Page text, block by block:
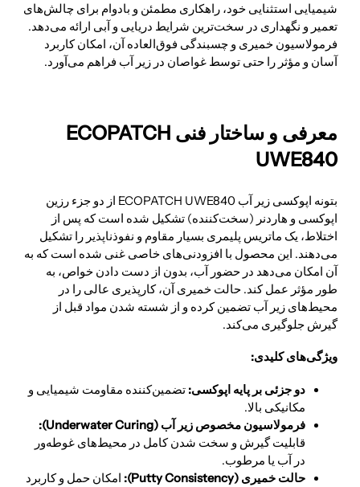
شیمیایی استثنایی خود، راهکاری مطمئن و بادوام برای چالش‌های
تعمیر و نگهداری در سخت‌ترین شرایط دریایی و آبی ارائه می‌دهد.
فرمولاسیون خمیری و چسبندگی فوق‌العاده آن، امکان کاربرد
آسان و مؤثر را حتی توسط غواصان در زیر آب فراهم می‌آورد.
معرفی و ساختار فنی ECOPATCH
UWE840
بتونه اپوکسی زیر آب ECOPATCH UWE840 از دو جزء رزین
اپوکسی و هاردنر (سخت‌کننده) تشکیل شده است که پس از
اختلاط، یک ماتریس پلیمری بسیار مقاوم و نفوذناپذیر را تشکیل
می‌دهند. این محصول با افزودنی‌های خاصی غنی شده است که به
آن امکان می‌دهد در حضور آب، بدون از دست دادن خواص، به
طور مؤثر عمل کند. حالت خمیری آن، کارپذیری عالی را در
محیط‌های زیر آب تضمین کرده و از شسته شدن مواد قبل از
گیرش جلوگیری می‌کند.
ویژگی‌های کلیدی:
دو جزئی بر پایه اپوکسی: تضمین‌کننده مقاومت شیمیایی و
مکانیکی بالا.
فرمولاسیون مخصوص زیر آب (Underwater Curing):
قابلیت گیرش و سخت شدن کامل در محیط‌های غوطه‌ور
در آب یا مرطوب.
حالت خمیری (Putty Consistency):
امکان حمل و کاربرد